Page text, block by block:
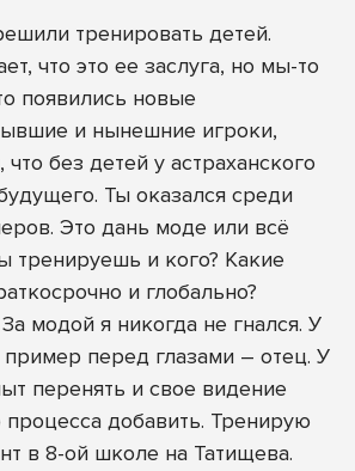
тренировать детей.
что это ее заслуга, но мы-то
появились новые
и нынешние игроки,
без детей у астраханского
Ты оказался среди
Это дань моде или всё
тренируешь и кого? Какие
и глобально?
модой я никогда не гнался. У
перед глазами – отец. У
перенять и свое видение
процесса добавить. Тренирую
в 8-ой школе на Татищева.